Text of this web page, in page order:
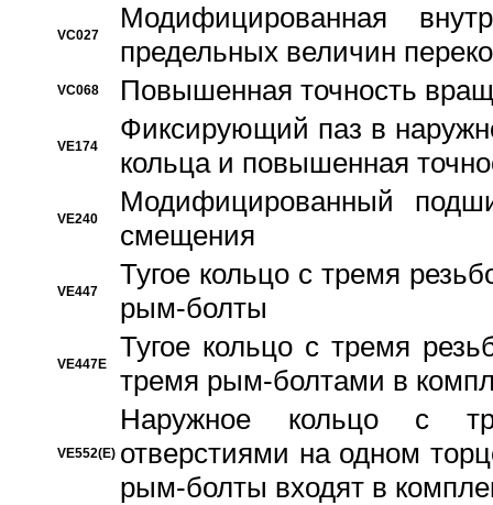
VC027
Модифицированная
предельных величин
VC068 Повышенная точность
VE174
Фиксирующий паз в
кольца и повышенная
VE240
Модифицированный
смещения
VE447
Тугое кольцо с тремя
рым-болты
VE447E
Тугое кольцо с тремя
тремя рым-болтами в
VE552(E)
Наружное кольцо с
отверстиями на одном
рым-болты входят в